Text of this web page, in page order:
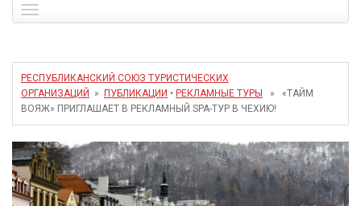
navigation
РЕСПУБЛИКАНСКИЙ СОЮЗ ТУРИСТИЧЕСКИХ
ОРГАНИЗАЦИЙ
» ПУБЛИКАЦИИ • РЕКЛАМНЫЕ ТУРЫ
» «ТАЙМ
ВОЯЖ» ПРИГЛАШАЕТ В РЕКЛАМНЫЙ SPA-ТУР В ЧЕХИЮ!